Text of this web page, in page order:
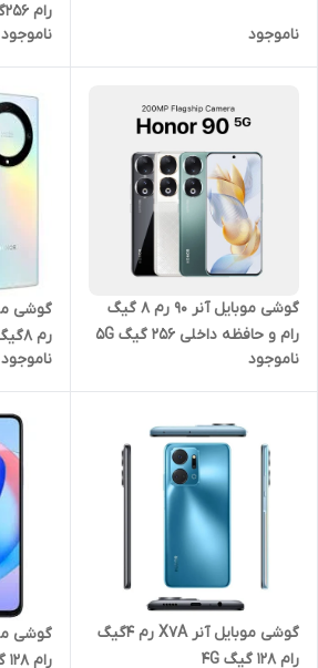
ناموجود
رام 256گیگ 5G
ناموجود
گوشی موبایل آنر 90 رم 8 گیگ
رام و حافظه داخلی 256 گیگ 5G
ناموجود
رم 8گیگ رام 256گیگ 5G
ناموجود
گوشی موبایل آنر X7A رم 4گیگ
رام 128 گیگ 4G
رام 128 گیگ 4G